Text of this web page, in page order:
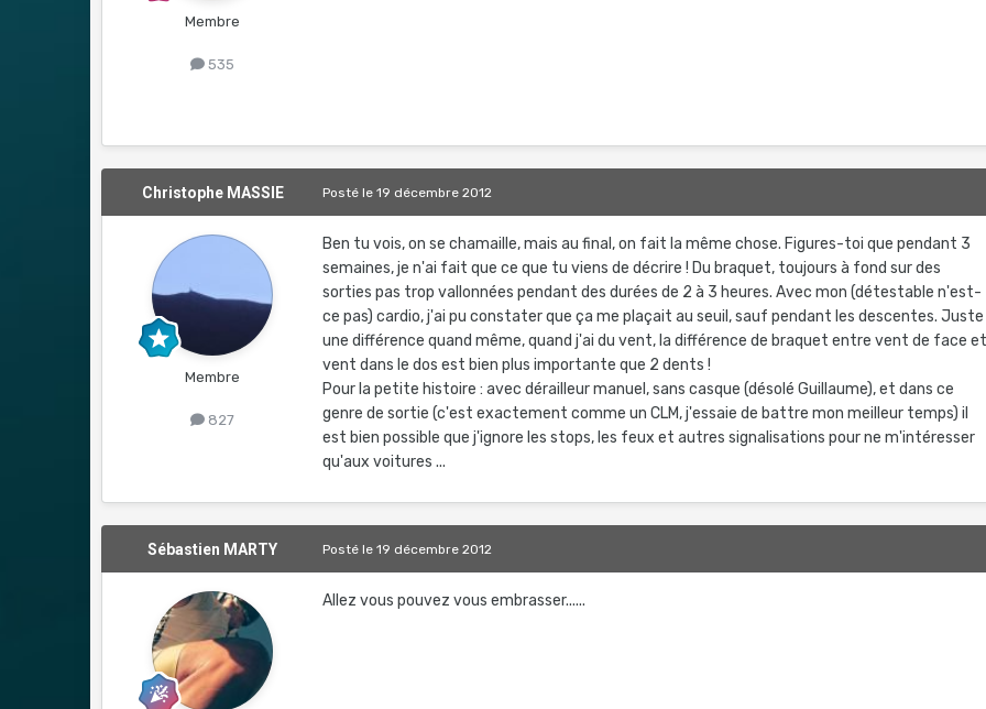
Membre
535
Christophe MASSIE
Membre
827
Postéle 19 décembre 2012
Ben tu vois, on se chamaille, mais au final, on fait la même chose. Figures-toi que pendant 3
semaines, je n'ai fait que ce que tu viens de décrire ! Du braquet, toujours à fond sur des
sorties pas trop vallonnées pendant des durées de 2 à 3 heures. Avec mon (détestable n'est-
ce pas) cardio, j'ai pu constater que ça me plaçait au seuil, sauf pendant les descentes. Juste
une différence quand même, quand j'ai du vent, la différence de braquet entre vent de face
vent dans le dos est bien plus importante que 2 dents !
Pour la petite histoire : avec dérailleur manuel, sans casque (désolé Guillaume), et dans ce
genre de sortie (c'est exactement comme un CLM, j'essaie de battre mon meilleur temps) il
est bien possible que j'ignore les stops, les feux et autres signalisations pour ne m'intéresser
qu'aux voitures ...
Sébastien MARTY Postéle 19 décembre 2012
Allez vous pouvez vous embrasser......